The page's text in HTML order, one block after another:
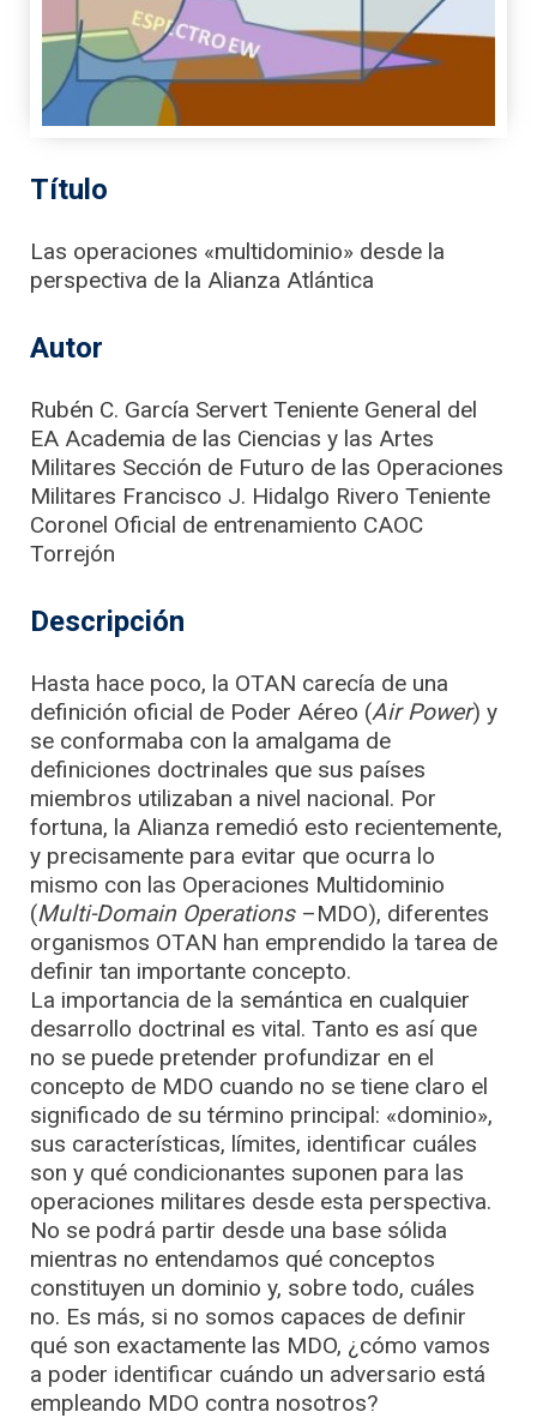
Título
Las operaciones «multidominio» desde la
perspectiva de la Alianza Atlántica
Autor
Rubén C. García Servert Teniente General del
EA Academia de las Ciencias y las Artes
Militares Sección de Futuro de las Operaciones
Militares Francisco J. Hidalgo Rivero Teniente
Coronel Oficial de entrenamiento CAOC
Torrejón
Descripción
Hasta hace poco, la OTAN carecía de una
definición oficial de Poder Aéreo (Air Power) y
se conformaba con la amalgama de
definiciones doctrinales que sus países
miembros utilizaban a nivel nacional. Por
fortuna, la Alianza remedió esto recientemente,
y precisamente para evitar que ocurra lo
mismo con las Operaciones Multidominio
(Multi-Domain Operations–MDO), diferentes
organismos OTAN han emprendido la tarea de
definir tan importante concepto.
La importancia de la semántica en cualquier
desarrollo doctrinal es vital. Tanto es así que
no se puede pretender profundizar en el
concepto de MDO cuando no se tiene claro el
significado de su término principal: «dominio»,
sus características, límites, identificar cuáles
son y qué condicionantes suponen para las
operaciones militares desde esta perspectiva.
No se podrá partir desde una base sólida
mientras no entendamos qué conceptos
constituyen un dominio y, sobre todo, cuáles
no. Es más, si no somos capaces de definir
qué son exactamente las MDO, ¿cómo vamos
a poder identificar cuándo un adversario está
empleando MDO contra nosotros?